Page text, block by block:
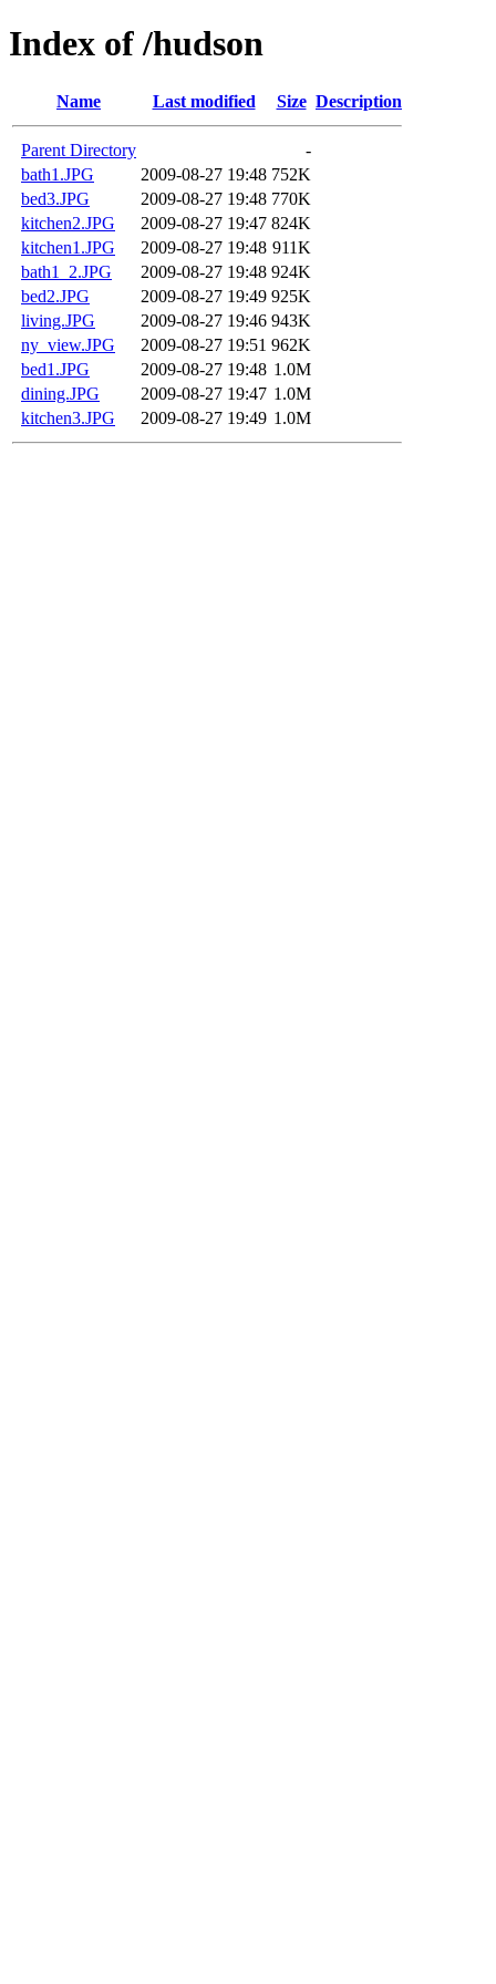
Index of /hudson
Name Last modified Size Description
Parent Directory
-
bath1.JPG
2009-08-27 19:48 752K
bed3.JPG
2009-08-27 19:48 770K
kitchen2.JPG
2009-08-27 19:47 824K
kitchen1.JPG
2009-08-27 19:48 911K
bath1_2.JPG
2009-08-27 19:48 924K
bed2.JPG
2009-08-27 19:49 925K
living.JPG
2009-08-27 19:46 943K
ny_view.JPG
2009-08-27 19:51 962K
bed1.JPG
2009-08-27 19:48 1.0M
dining.JPG
2009-08-27 19:47 1.0M
kitchen3.JPG
2009-08-27 19:49 1.0M